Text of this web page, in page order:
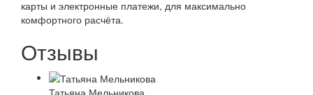
карты и электронные платежи, для максимально
комфортного расчёта.
Отзывы
Татьяна Мельникова